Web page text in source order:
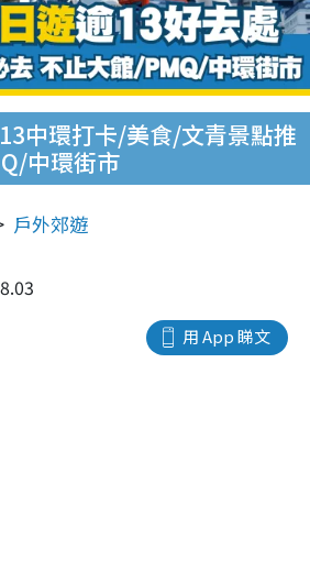
中環打卡/美食/文青景點推
中環街市
戶外郊遊
用 App 睇文